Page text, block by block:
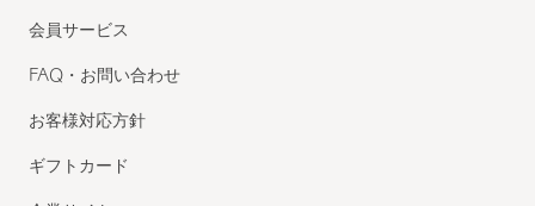
会員サービス
FAQ・お問い合わせ
お客様対応方針
ギフトカード